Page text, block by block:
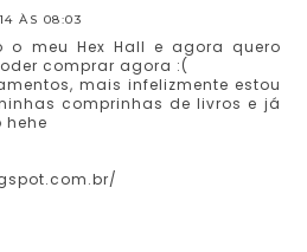
ÀS 08:03
o meu Hex Hall e agora quero
comprar agora :(
mais infelizmente estou
comprinhas de livros e já
hehe